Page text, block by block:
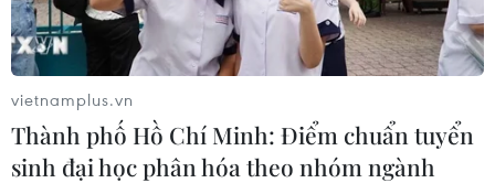
vietnamplus.vn
Thành phố Hồ Chí Minh: Điểm chuẩn tuyển
sinh đại học phân hóa theo nhóm ngành